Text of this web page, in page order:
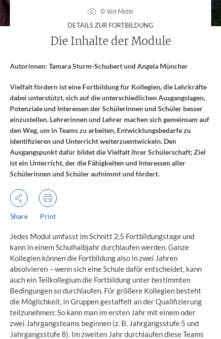
© Veit Mette
DETAILS ZUR FORTBILDUNG
Die Inhalte der Module
Autorinnen: Tamara Sturm-Schubert und Angela Müncher
Vielfalt fördern ist eine Fortbildung für Kollegien, die Lehrkräfte
dabei unterstützt, sich auf die unterschiedlichen Ausgangslagen,
Potenziale und Interessen der Schülerinnen und Schüler besser
einzustellen. Lehrerinnen und Lehrer machen sich gemeinsam auf
den Weg, um in Teams zu arbeiten, Entwicklungsbedarfe zu
identifizieren und Unterricht weiterzuentwickeln. Den
Ausgangspunkt dafür bildet die Vielfalt ihrer Schülerschaft; Ziel
ist ein Unterricht, der die Fähigkeiten und Interessen aller
Schülerinnen und Schüler aufnimmt und fördert.
Share Print
Jedes Modul umfasst im Schnitt 2,5 Fortbildungstage und
kann in einem Schulhalbjahr durchlaufen werden. Ganze
Kollegien können die Fortbildung also in zwei Jahren
absolvieren – wenn sich eine Schule dafür entscheidet, kann
auch ein Teilkollegium die Fortbildung unter bestimmten
Bedingungen so durchlaufen. Für größere Kollegien besteht
die Möglichkeit, in Gruppen gestaffelt an der Qualifizierung
teilzunehmen: So kann man im ersten Jahr mit einem oder
zwei Jahrgangsteams beginnen (z. B. Jahrgangsstufe 5 und
Jahrgangsstufe 8). Im zweiten Jahr durchlaufen diese Teams